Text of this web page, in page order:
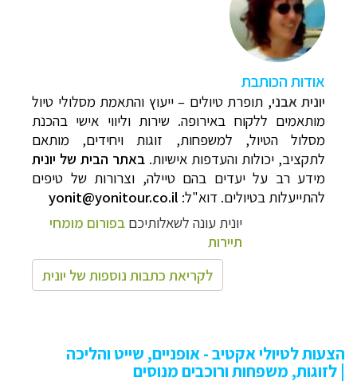
אודות הכותבת
יונית אבני, תופרת טיולים – ייעוץ והתאמת מסלולי טיול
מותאמים ללקוח באירופה. שירות וליווי אישי בהכנת
מסלול הטיול, למשפחות, זוגות ויחידים, מותאם
לתקציב, יכולות והעדפות אישיות. באתר הבית של יונית
מידע רב על יעדים בהם טיילה, וצרורות של טיפים
להתייעלות בטיולים. דוא"ל: yonit@yonitour.co.il
יונית עונה לשאלותיכם בפורום מומחי
תיירות
לקריאת כתבות נוספות של יונית
הצעות לטיולי אקטיב - אופניים, שייט והליכה
| לזוגות, משפחות ורוכבים מנוסים